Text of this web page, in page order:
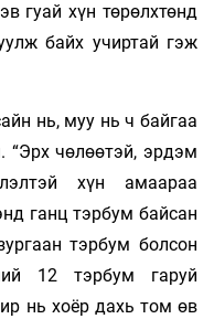
гуай хүн төрөлхтөнд
байх учиртай гэж
нь, муу нь ч байгаа
“Эрх чөлөөтэй, эрдэм
хүн амаараа
ганц тэрбум байсан
тэрбум болсон
12 тэрбум гаруй
нь хоёр дахь том өв